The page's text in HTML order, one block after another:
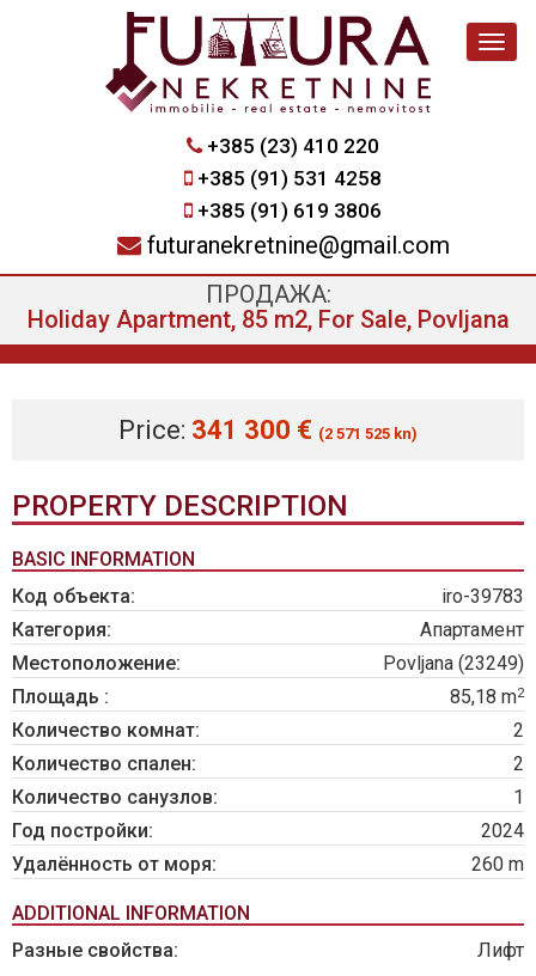
+385 (23) 410 220
+385 (91) 531 4258
+385 (91) 619 3806
futuranekretnine@gmail.com
ПРОДАЖА:
Holiday Apartment, 85 m2, For Sale, Povljana
Price: 341 300 € (2 571 525 kn)
PROPERTY DESCRIPTION
BASIC INFORMATION
Код объекта:
iro-39783
Категория:
Апартамент
Местоположение:
Povljana (23249)
Площадь :
85,18 m2
Количество комнат:
2
Количество спален:
2
Количество санузлов:
1
Год постройки:
2024
Удалённость от моря:
260 m
ADDITIONAL INFORMATION
Разные свойства:
Лифт